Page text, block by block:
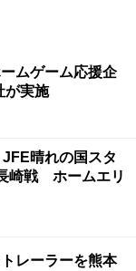
ムゲーム応援企
が実施
晴れの国スタ
崎戦 ホームエリ
レーラーを熊本